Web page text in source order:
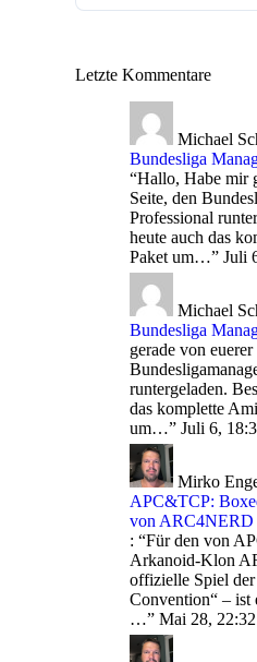
Letzte Kommentare
Michael
Bundesliga
“Hallo, Habe mir
Seite, den
Professional
heute auch das
Paket um…” Juli
Michael
Bundesliga
gerade von
runtergeladen.
das komplette
um…” Juli 6,
Mirko
APC&TCP:
von ARC4NERD
: “Für den von
Arkanoid-Klon
offizielle Spiel
Convention“ – ist
…” Mai 28, 22:32